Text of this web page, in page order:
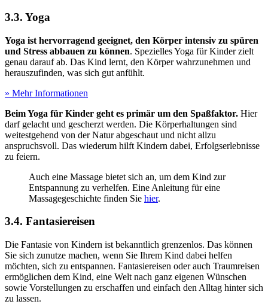
3.3. Yoga
Yoga ist hervorragend geeignet, den Körper intensiv zu spüren
und Stress abbauen zu können. Spezielles Yoga für Kinder zielt
genau darauf ab. Das Kind lernt, den Körper wahrzunehmen und
herauszufinden, was sich gut anfühlt.
» Mehr Informationen
Beim Yoga für Kinder geht es primär um den Spaßfaktor. Hier
darf gelacht und gescherzt werden. Die Körperhaltungen sind
weitestgehend von der Natur abgeschaut und nicht allzu
anspruchsvoll. Das wiederum hilft Kindern dabei, Erfolgserlebnisse
zu feiern.
Auch eine Massage bietet sich an, um dem Kind zur
Entspannung zu verhelfen. Eine Anleitung für eine
Massagegeschichte finden Sie hier.
3.4. Fantasiereisen
Die Fantasie von Kindern ist bekanntlich grenzenlos. Das können
Sie sich zunutze machen, wenn Sie Ihrem Kind dabei helfen
möchten, sich zu entspannen. Fantasiereisen oder auch Traumreisen
ermöglichen dem Kind, eine Welt nach ganz eigenen Wünschen
sowie Vorstellungen zu erschaffen und einfach den Alltag hinter sich
zu lassen.